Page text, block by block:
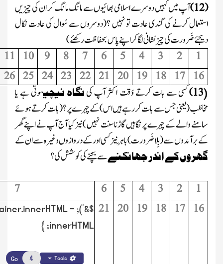
(
12
)آپ میں کہیں دوسرے اسلامی بھائیوں سے مانگ مانگ کر ان کی چیزیں
استعمال کرنے کی گندی عادت تو نہیں ؟(دوسروں سے سُوال کی عادت نکال
دیجئے ضَرورت کی چیز نشانی لگا کر اپنے پاس بحفاظت رکھئے )
1
2
3
4
5
6
7
8
9
10
11
16
17
18
19
20
21
22
23
24
25
26
(
13
)کسی سے بات کرتے وَقت اکثر آپ کینگاہ نیچیہوتی ہے یا
مخاطَب(یعنی جس سے بات کر رہے ہیں اس)کے چہر ے پر؟(بات کرتے ہوئے
سامنے والے کے چہرے پر نگاہیں گاڑناسنت نہیں )نیزکیا آج آپ نے اپنے گھر
کے بر آمدوں سے(بِلا ضَرورت) باہَر نیز کسی اور کے دروازوں وغیرہ سے ان کے
گھروں کے اندر جھانکنےسے بچنے کی کوشش کی؟
1
2
3
4
5
6
7
16
17
18
19
20
21
=
innerHTML; }
Tools
Go